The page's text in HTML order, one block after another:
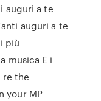
auguri a te
auguri a te
più
musica E i
re the
your MP